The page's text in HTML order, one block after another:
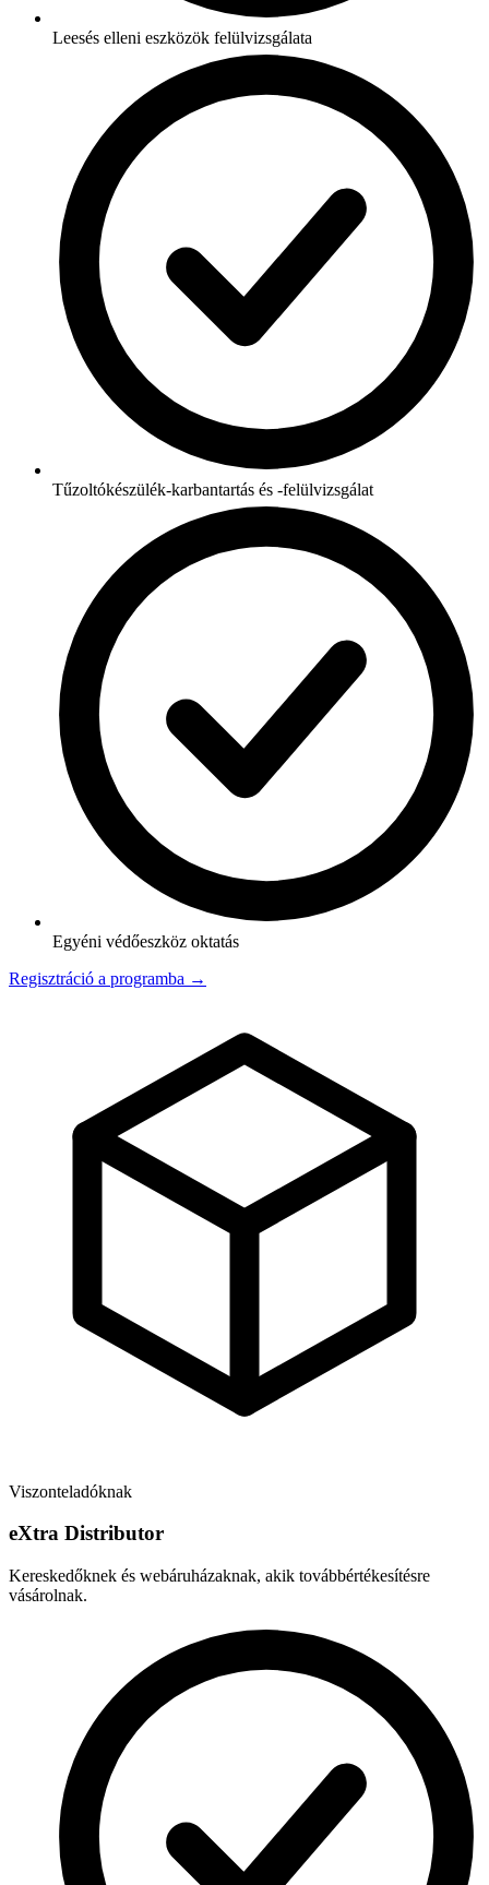
Leesés elleni eszközök felülvizsgálata
Tűzoltókészülék-karbantartás és -felülvizsgálat
Egyéni védőeszköz oktatás
Regisztráció a programba →
Viszonteladóknak
eXtra Distributor
Kereskedőknek és webáruházaknak, akik továbbértékesítésre
vásárolnak.